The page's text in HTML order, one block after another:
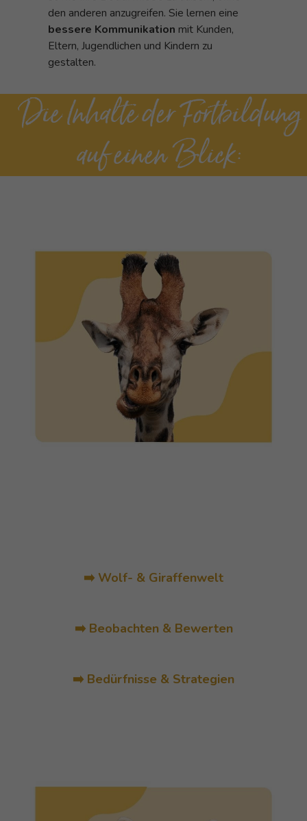
den anderen anzugreifen. Sie lernen eine
bessere Kommunikation mit Kunden,
Eltern, Jugendlichen und Kindern zu
gestalten.
Die Inhalte der Fortbildung
auf einen Blick:
➡️ Wolf- & Giraffenwelt
➡️ Beobachten & Bewerten
➡️ Bedürfnisse & Strategien